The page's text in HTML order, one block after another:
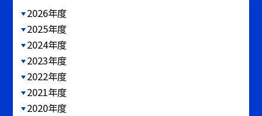
2026年度
2025年度
2024年度
2023年度
2022年度
2021年度
2020年度